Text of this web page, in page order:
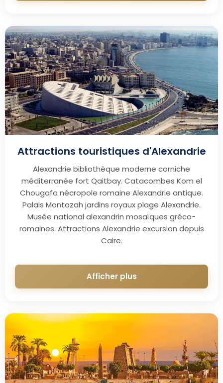
Attractions touristiques d'Alexandrie
Alexandrie bibliothèque moderne corniche
méditerranée fort Qaitbay. Catacombes Kom el
Chougafa nécropole romaine Alexandrie antique.
Palais Montazah jardins royaux plage Alexandrie.
Musée national alexandrin mosaïques gréco-
romaines. Attractions Alexandrie excursion depuis
Caire.
Afficher plus